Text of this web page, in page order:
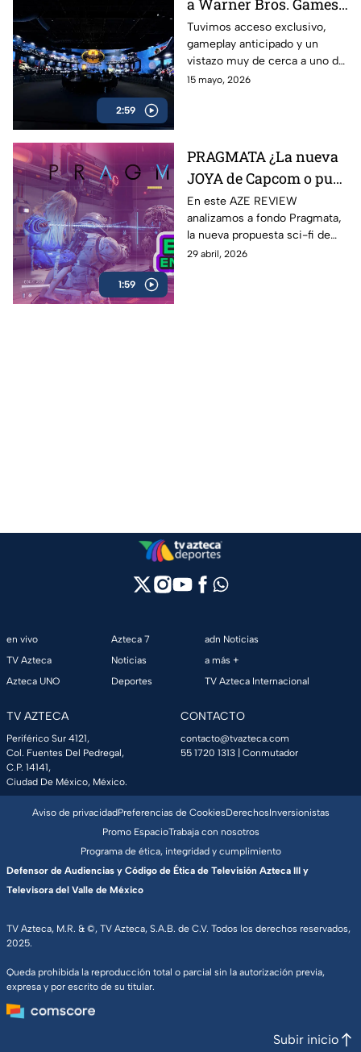
2:59
a Warner Bros. Games
antes del estreno de
LEGO Batman: El
Legado del Caballero de
la Noche
Tuvimos acceso exclusivo,
gameplay anticipado y un
vistazo muy de cerca a uno de
los lanzamientos más
15 mayo, 2026
1:59
PRAGMATA ¿La nueva
JOYA de Capcom o pura
expectativa? | AZE
Review
En este AZE REVIEW
analizamos a fondo Pragmata,
la nueva propuesta sci-fi de
Capcom que ha generado
29 abril, 2026
en vivo
TV Azteca
Azteca UNO
Azteca 7
Noticias
Deportes
adn Noticias
a más +
TV Azteca Internacional
TV AZTECA
Periférico Sur 4121,
Col. Fuentes Del Pedregal,
C.P. 14141,
Ciudad De México, México.
CONTACTO
contacto@tvazteca.com
55 1720 1313 | Conmutador
TV Azteca, M.R. & ©, TV Azteca, S.A.B. de C.V. Todos los derechos reservados,
2025.
Queda prohibida la reproducción total o parcial sin la autorización previa,
expresa y por escrito de su titular.
Aviso de privacidadPreferencias de CookiesDerechosInversionistas
Promo EspacioTrabaja con nosotros
Programa de ética, integridad y cumplimiento
Defensor de Audiencias y Código de Ética de Televisión Azteca III y
Televisora del Valle de México
Subir inicio